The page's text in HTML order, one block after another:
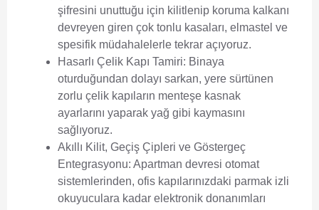
şifresini unuttuğu için kilitlenip koruma kalkanı
devreyen giren çok tonlu kasaları, elmastel ve
spesifik müdahalelerle tekrar açıyoruz.
Hasarlı Çelik Kapı Tamiri: Binaya
oturduğundan dolayı sarkan, yere sürtünen
zorlu çelik kapıların menteşe kasnak
ayarlarını yaparak yağ gibi kaymasını
sağlıyoruz.
Akıllı Kilit, Geçiş Çipleri ve Göstergeç
Entegrasyonu: Apartman devresi otomat
sistemlerinden, ofis kapılarınızdaki parmak izli
okuyuculara kadar elektronik donanımları